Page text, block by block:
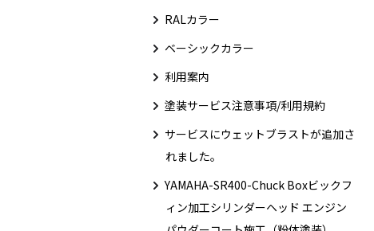
RALカラー
ベーシックカラー
利用案内
塗装サービス注意事項/利用規約
サービスにウェットブラストが追加さ
れました。
YAMAHA-SR400-Chuck Boxビックフ
ィン加工シリンダーヘッド エンジン